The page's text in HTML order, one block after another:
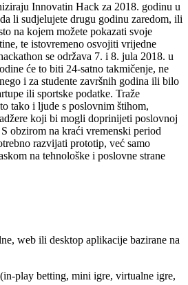
Innovatin Hack za 2018. godinu u
li sudjelujete drugu godinu zaredom, ili
na kojem možete pokazati svoje
te istovremeno osvojiti vrijedne
se održava 7. i 8. jula 2018. u
će to biti 24-satno takmičenje, ne
i za studente završnih godina ili bilo
ili sportske podatke. Traže
tako i ljude s poslovnim štihom,
koji bi mogli doprinijeti poslovnoj
obzirom na kraći vremenski period
razvijati prototip, već samo
na tehnološke i poslovne strane
web ili desktop aplikacije bazirane na
(in-play betting, mini igre, virtualne igre,